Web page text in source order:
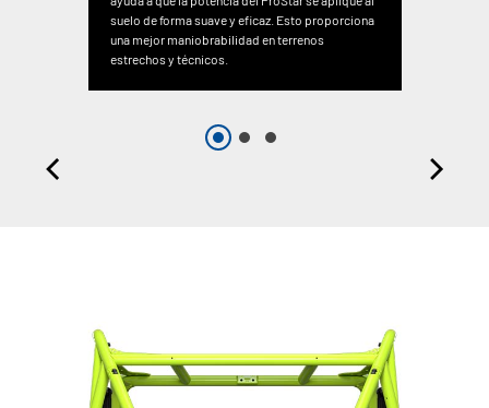
suelo de forma suave y eficaz. Esto proporciona
una mejor maniobrabilidad en terrenos
estrechos y técnicos.